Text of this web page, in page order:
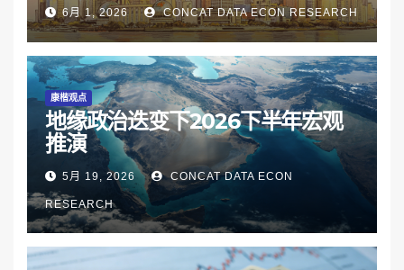
6月 1, 2026 CONCAT DATA ECON RESEARCH
康楷观点
地缘政治迭变下2026下半年宏观
推演
5月 19, 2026 CONCAT DATA ECON
RESEARCH